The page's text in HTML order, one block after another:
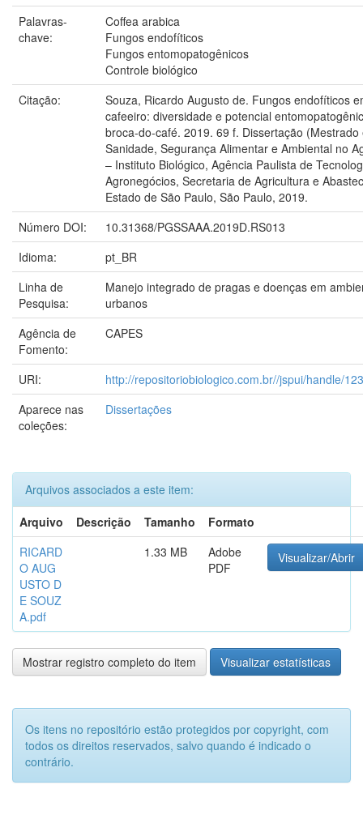
Palavras-
chave:
Coffea arabica
Fungos endofíticos
Fungos entomopatogênicos
Controle biológico
Citação:
Souza, Ricardo Augusto de. Fungos endofíticos
cafeeiro: diversidade e potencial
broca-do-café. 2019. 69 f. Dissertação (Mestrado
Sanidade, Segurança Alimentar e Ambiental no
– Instituto Biológico, Agência Paulista de
Agronegócios, Secretaria de Agricultura e
Estado de São Paulo, São Paulo, 2019.
Número DOI:
10.31368/PGSSAAA.2019D.RS013
Idioma:
pt_BR
Linha de
Pesquisa:
Manejo integrado de pragas e doenças em
urbanos
Agência de
Fomento:
CAPES
URI:
http://repositoriobiologico.com.br//jspui/handle/
Aparece nas
coleções:
Dissertações
Arquivos associados a este item:
Arquivo
Descrição Tamanho
Formato
RICARD
O AUG
USTO D
E SOUZ
A.pdf
1.33 MB
Adobe
PDF
Visualizar/Abrir
Mostrar registro completo do item Visualizar estatísticas
Os itens no repositório estão protegidos por copyright, com
todos os direitos reservados, salvo quando é indicado o
contrário.